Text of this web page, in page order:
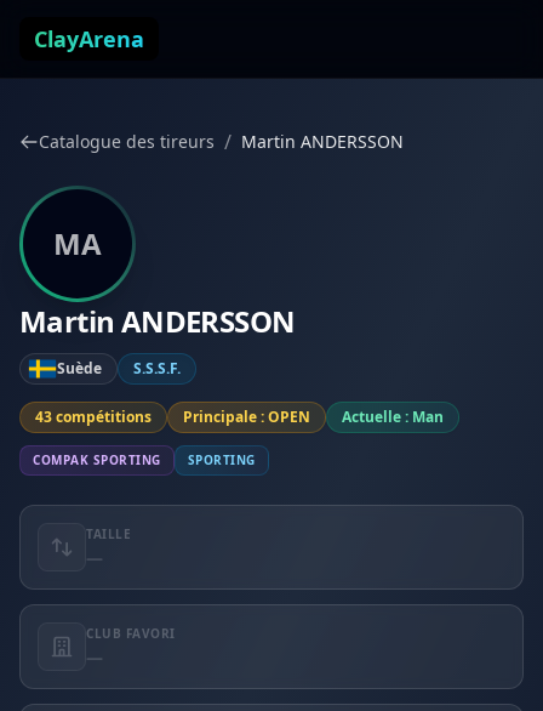
ClayArena
Catalogue des tireurs / Martin ANDERSSON
MA
Martin ANDERSSON
Suède S.S.S.F.
43 compétitions Principale : OPEN Actuelle : Man
COMPAK SPORTING SPORTING
TAILLE
—
CLUB FAVORI
—